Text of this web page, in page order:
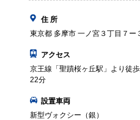
住 所
東京都 多摩市 一ノ宮３丁目７ー
アクセス
京王線「聖蹟桜ヶ丘駅」より徒
22分
設置車両
新型ヴォクシー（銀）